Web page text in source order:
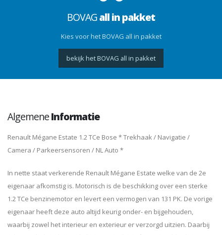
BOVAGall in pakket
Kies voor het BOVAG all in pakket
bekijk het BOVAG all in pakket
AlgemeneInformatie
Renault Mégane Estate 1.2 TCe Bose * Trekhaak / Navigatie /
Camera / Parkeersensoren / NL Auto *
In nette staat verkerende Renault Mégane Estate welke van de 2e
eigenaar afkomstig is. Motorisch is de beschikking over een sterke
1.2 TCe benzinemotor en levert een vermogen van 131 PK. De vorige
eigenaar heeft deze auto altijd keurig onder- en bijgehouden,
waarbij zowel het interieur en exterieur er verzorgd uitzien. Daarbij